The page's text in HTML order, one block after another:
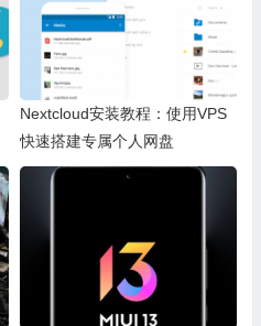
Nextcloud安装教程：使用VPS
快速搭建专属个人网盘